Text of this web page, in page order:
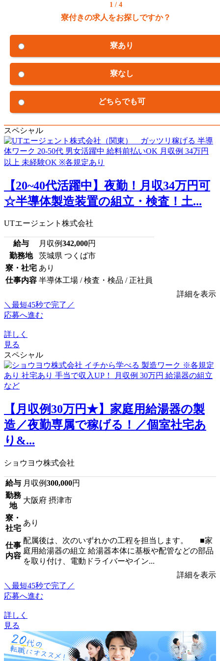
1 / 4
寮付きの求人をお探しですか？
寮あり
寮なし
どちらでも可
スペシャル
【20~40代活躍中】夜勤！月収34万円可
☆半導体製造装置の組立・検査！土...
UTエージェント株式会社
給与 月収例342,000円
勤務地
茨城県 つくば市
寮・社宅 あり
仕事内容 半導体工場 / 検査・検品 / 正社員
詳細を表示
＼最短45秒で完了／
応募へ進む
詳しく
見る
スペシャル
【月収例30万円★】家庭用給湯器の製
造／夜勤専属で稼げる！／個室社宅あ
り&...
ショウヨウ株式会社
給与 月収例300,000円
勤務
地
大阪府 摂津市
寮・
社宅
あり
仕事
内容
配属後は、次のいずれかの工程を担当します。 ■家
庭用給湯器の組立 給湯器本体に基板や配管などの部品
を取り付け、電動ドライバーやイン...
詳細を表示
＼最短45秒で完了／
応募へ進む
詳しく
見る